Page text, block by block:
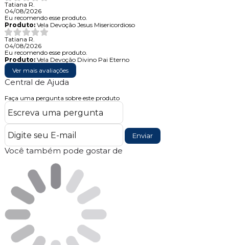
Tatiana R.
04/08/2026
Eu recomendo esse produto.
Produto:Vela Devoção Jesus Misericordioso
Tatiana R.
04/08/2026
Eu recomendo esse produto.
Produto:Vela Devoção Divino Pai Eterno
Ver mais avaliações
Central de Ajuda
Faça uma pergunta sobre este produto
Enviar
Você também pode gostar de